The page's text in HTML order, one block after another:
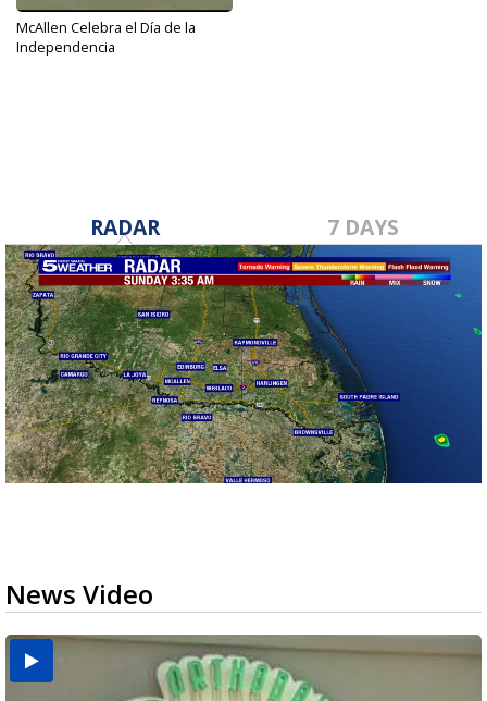
McAllen Celebra el Día de la
Independencia
RADAR 7 DAYS
News Video